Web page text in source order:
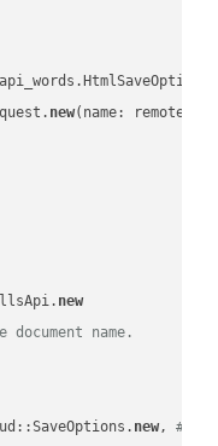
new(name:
new
name.
new, #